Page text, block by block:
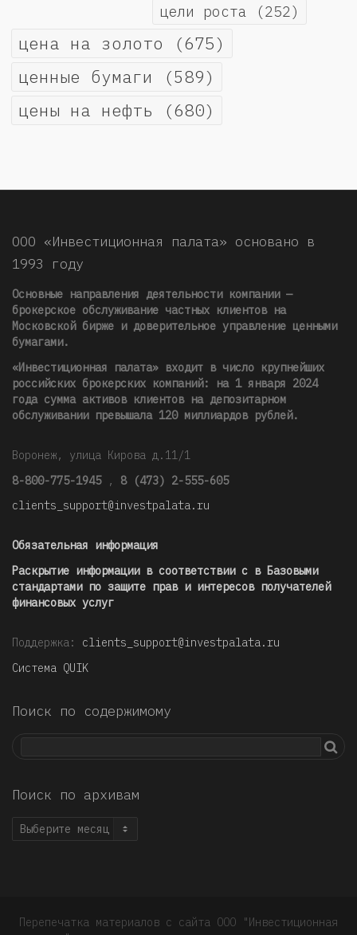
цели роста (252)
цена на золото (675)
ценные бумаги (589)
цены на нефть (680)
ООО «Инвестиционная палата» основано в
1993 году
Основные направления деятельности компании —
брокерское обслуживание частных клиентов на
Московской бирже и доверительное управление ценными
бумагами.
«Инвестиционная палата» входит в число крупнейших
российских брокерских компаний: на 1 января 2024
года сумма активов клиентов на депозитарном
обслуживании превышала 120 миллиардов рублей.
Воронеж, улица Кирова д.11/1
8-800-775-1945 , 8 (473) 2-555-605
clients_support@investpalata.ru
Обязательная информация
Раскрытие информации в соответствии с в Базовыми
стандартами по защите прав и интересов получателей
финансовых услуг
Поддержка: clients_support@investpalata.ru
Система QUIK
Поиск по содержимому
Поиск по архивам
Поиск
Перепечатка материалов с сайта ООО "Инвестиционная